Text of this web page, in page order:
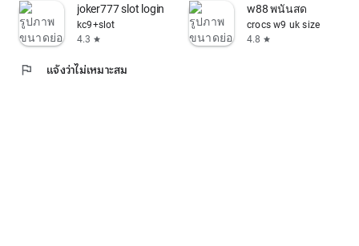
joker777 slot login
kc9+slot
4.3 star
w88 พนันสด
crocs w9 uk size
4.8 star
flag แจ้งว่าไม่เหมาะสม